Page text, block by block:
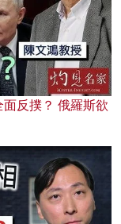
反撲？ 俄羅斯欲